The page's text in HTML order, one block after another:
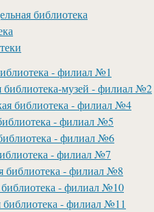
библиотека
- филиал №1
библиотека-музей - филиал №2
библиотека - филиал №4
- филиал №5
- филиал №6
- филиал №7
библиотека - филиал №8
- филиал №10
библиотека - филиал №11